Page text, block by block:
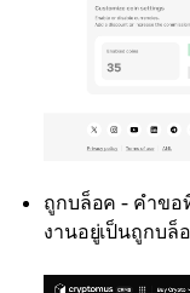
ถูกบล็อค - คำขอ
งานอยู่เป็นถูกบล็